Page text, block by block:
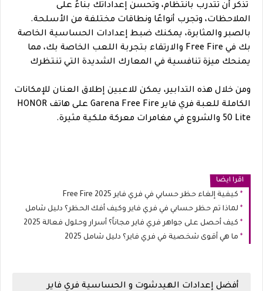
تذكر أن تتدرب بانتظام، وتحسن إعداداتك بناءً على
الملاحظات، وتجرب أنواعًا ونطاقات مختلفة من الأسلحة.
بالصبر والمثابرة، يمكنك ضبط إعدادات الحساسية الخاصة
بك في Free Fire والارتقاء بتجربة اللعب الخاصة بك، مما
يمنحك ميزة تنافسية في المعارك الشديدة التي تنتظرك
ومن خلال هذه التدابير، يمكن للاعبين إطلاق العنان للإمكانات
الكاملة للعبة فري فاير
Garena Free Fire على هاتف HONOR
50 Lite والشروع في مغامرات معركة ملكية مثيرة.
اقرا ايضا
كيفية إلغاء حظر حسابي في فري فاير Free Fire 2025
لماذا تم حظر حسابي في فري فاير وكيف أفك الحظر؟ دليل شامل
كيف أحصل على جواهر فري فاير مجاناً؟ أسرار وحلول فعالة 2025
ما هي أقوى شخصية في فري فاير؟ دليل شامل 2025
أفضل إعدادات الهيدشوت و الحساسية فري فاير